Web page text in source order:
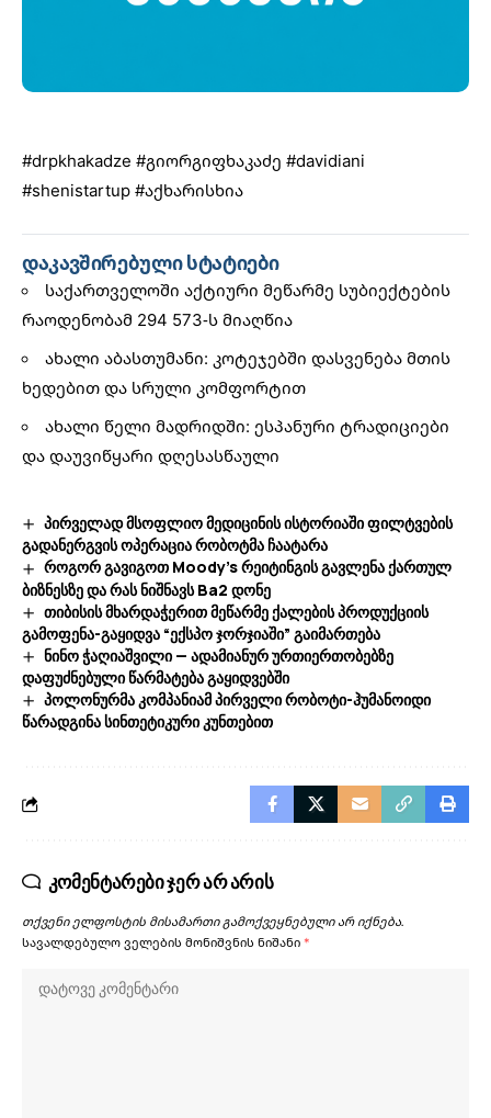
#drpkhakadze #გიორგიფხაკაძე #davidiani
#shenistartup #აქხარისხია
დაკავშირებული სტატიები
საქართველოში აქტიური მეწარმე სუბიექტების
რაოდენობამ 294 573-ს მიაღწია
ახალი აბასთუმანი: კოტეჯებში დასვენება მთის
ხედებით და სრული კომფორტით
ახალი წელი მადრიდში: ესპანური ტრადიციები
და დაუვიწყარი დღესასწაული
პირველად მსოფლიო მედიცინის ისტორიაში ფილტვების
გადანერგვის ოპერაცია რობოტმა ჩაატარა
როგორ გავიგოთ Moody’s რეიტინგის გავლენა ქართულ
ბიზნესზე და რას ნიშნავს Ba2 დონე
თიბისის მხარდაჭერით მეწარმე ქალების პროდუქციის
გამოფენა-გაყიდვა “ექსპო ჯორჯიაში” გაიმართება
ნინო ჭაღიაშვილი — ადამიანურ ურთიერთობებზე
დაფუძნებული წარმატება გაყიდვებში
პოლონურმა კომპანიამ პირველი რობოტი-ჰუმანოიდი
წარადგინა სინთეტიკური კუნთებით
კომენტარები ჯერ არ არის
თქვენი ელფოსტის მისამართი გამოქვეყნებული არ იქნება.
სავალდებულო ველების მონიშვნის ნიშანი *